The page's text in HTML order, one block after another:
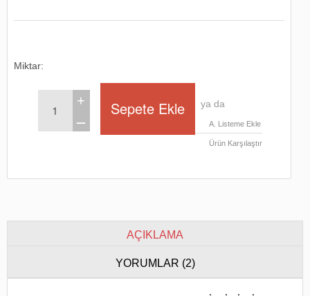
Miktar:
+
ــ
ya da
A. Listeme Ekle
Ürün Karşılaştır
AÇIKLAMA
YORUMLAR (2)